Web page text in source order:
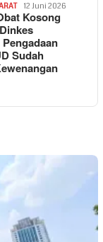
12 Juni 2026
Kosong
Sudah